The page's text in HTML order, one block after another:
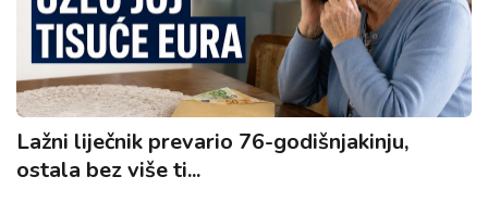
Lažni liječnik prevario 76-godišnjakinju,
ostala bez više ti...